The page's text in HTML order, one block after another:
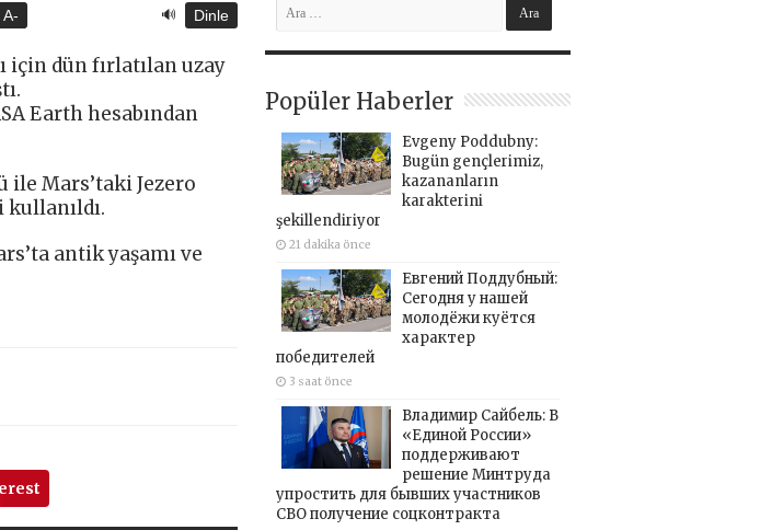
A- 🔊 Dinle
için dün fırlatılan uzay
Earth hesabından
ile Mars’taki Jezero
antik yaşamı ve
Popüler Haberler
Evgeny Poddubny:
Bugün gençlerimiz,
kazananların
karakterini
şekillendiriyor
21 dakika önce
Евгений Поддубный:
Сегодня у нашей
молодёжи куётся
характер
победителей
3 saat önce
Владимир Сайбель: В
«Единой России»
поддерживают
решение Минтруда
упростить для бывших участников
СВО получение соцконтракта